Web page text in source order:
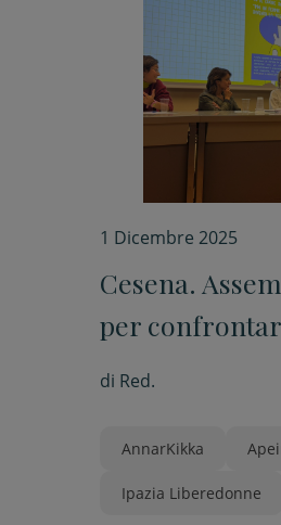
1 Dicembre 2025
Cesena.
per
di Red.
AnnarKikka
Ipazia Liberedonne